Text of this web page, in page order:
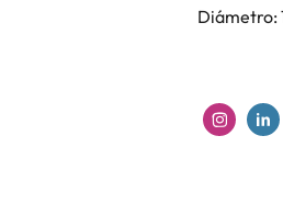
Diámetro: